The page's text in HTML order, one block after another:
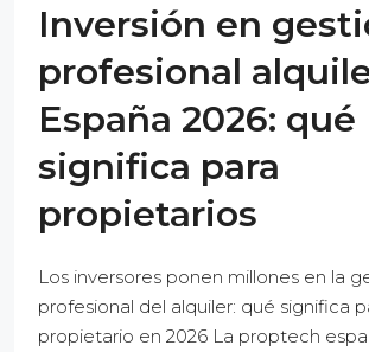
Inversión en
profesional
España 2026: qué
significa para
propietarios
Los inversores ponen millones en la
profesional del alquiler: qué significa
propietario en 2026 La proptech